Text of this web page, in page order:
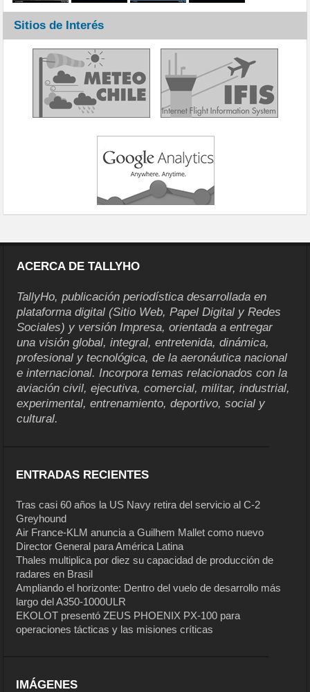
Sitios de Interés
ACERCA DE TALLYHO
TallyHo, publicación periodística desarrollada en
plataforma digital (Sitio Web, Papel Digital y Redes
Sociales) y versión Impresa, orientada a entregar
una visión global, integral, entretenida, dinámica,
profesional y tecnológica, de la aeronáutica nacional
e internacional. Incorpora temas relacionados con la
aviación civil, ejecutiva, comercial, militar, industrial,
experimental, entrenamiento, deportivo, social y
cultural.
ENTRADAS RECIENTES
Tras casi 60 años la US Navy retira del servicio al C-2
Greyhound
Air France-KLM anuncia a Guilhem Mallet como nuevo
Director General para América Latina
Thales multiplica por diez su capacidad de producción de
radares en Brasil
Ampliando el horizonte: Dentro del vuelo de desarrollo más
largo del A350-1000ULR
EKOLOT presentó ZEUS PHOENIX PX-100 para
operaciones tácticas y las misiones críticas
IMÁGENES